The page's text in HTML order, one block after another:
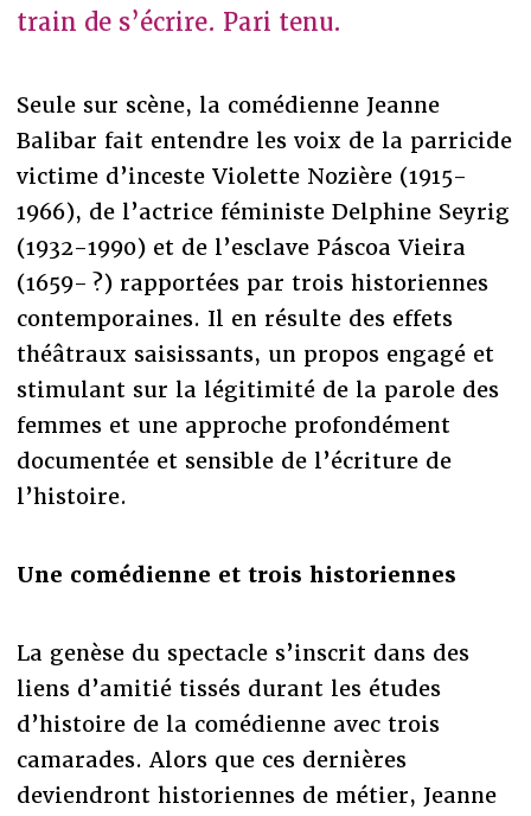
train de s’écrire. Pari tenu.
Seule sur scène, la comédienne Jeanne
Balibar fait entendre les voix de la parricide
victime d’inceste Violette Nozière (1915-
1966), de l’actrice féministe Delphine Seyrig
(1932-1990) et de l’esclave Páscoa Vieira
(1659- ?) rapportées par trois historiennes
contemporaines. Il en résulte des effets
théâtraux saisissants, un propos engagé et
stimulant sur la légitimité de la parole des
femmes et une approche profondément
documentée et sensible de l’écriture de
l’histoire.
Une comédienne et trois historiennes
La genèse du spectacle s’inscrit dans des
liens d’amitié tissés durant les études
d’histoire de la comédienne avec trois
camarades. Alors que ces dernières
deviendront historiennes de métier, Jeanne